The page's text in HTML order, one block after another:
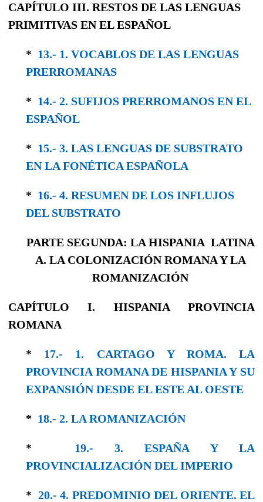
CAPÍTULO III. RESTOS DE LAS LENGUAS
PRIMITIVAS EN EL ESPAÑOL
* 13.- 1. VOCABLOS DE LAS LENGUAS
PRERRO­MANAS
* 14.- 2. SUFIJOS PRERROMANOS EN EL
ESPAÑOL
* 15.- 3. LAS LENGUAS DE SUBSTRATO
EN LA FONÉTICA ESPAÑOLA
* 16.- 4. RESUMEN DE LOS INFLUJOS
DEL SUBSTRATO
PARTE SEGUNDA: LA HISPANIA LATINA
A. LA COLONIZACIÓN ROMANA Y LA
ROMANIZACIÓN
CAPÍTULO I. HISPANIA PROVINCIA
ROMANA
* 17.- 1. CARTAGO Y ROMA. LA
PROVINCIA ROMANA DE HISPANIA Y SU
EXPANSIÓN DESDE EL ESTE AL OESTE
* 18.- 2. LA ROMANIZACIÓN
* 19.- 3. ESPAÑA Y LA
PROVINCIALIZACIÓN DEL IMPERIO
* 20.- 4. PREDOMINIO DEL ORIENTE. EL